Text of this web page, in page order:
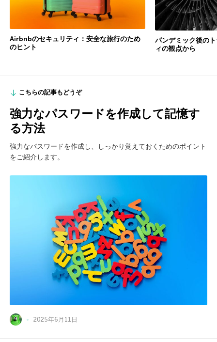
Airbnbのセキュリティ：安全な旅行のため
のヒント
パンデミック後の
ィの観点から
こちらの記事もどうぞ
強力なパスワードを作成して記憶す
る方法
強力なパスワードを作成し、しっかり覚えておくためのポイント
をご紹介します。
2025年6月11日